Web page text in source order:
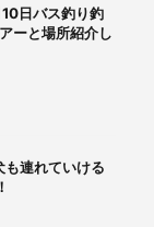
日バス釣り釣
ーと場所紹介し
も連れていける